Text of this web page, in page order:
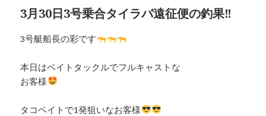
3月30日3号乗合タイラバ遠征便の釣果‼︎
3号艇船長の彩です
本日はベイトタックルでフルキャストな
お客様
タコベイトで1発狙いなお客様